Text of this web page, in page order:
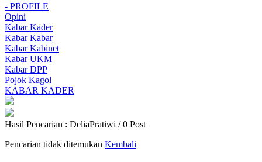
- PROFILE
Opini
Kabar Kader
Kabar Kabar
Kabar Kabinet
Kabar UKM
Kabar DPP
Pojok Kagol
KABAR KADER
Hasil Pencarian : DeliaPratiwi / 0 Post
Pencarian tidak ditemukan Kembali